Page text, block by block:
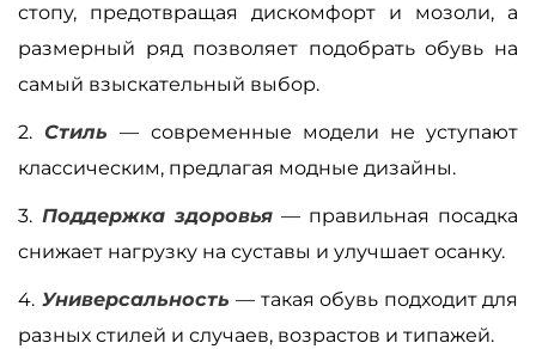
стопу, предотвращая дискомфорт и мозоли, а
размерный ряд позволяет подобрать обувь на
самый взыскательный выбор.
2. Стиль — современные модели не уступают
классическим, предлагая модные дизайны.
3. Поддержка здоровья — правильная посадка
снижает нагрузку на суставы и улучшает осанку.
4. Универсальность — такая обувь подходит для
разных стилей и случаев, возрастов и типажей.